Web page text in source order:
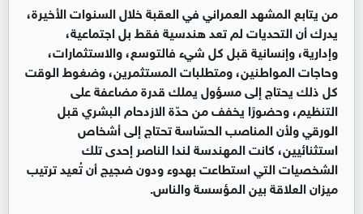
من يتابع المشهد العمراني في العقبة خلال السنوات الأخيرة،
يدرك أن التحديات لم تعد هندسية فقط بل اجتماعية،
وإدارية، وإنسانية قبل كل شيء فالتوسع، والاستثمارات،
وحاجات المواطنين، ومتطلبات المستثمرين، وضغوط الوقت
كل ذلك يحتاج إلى مسؤول يملك قدرة مضاعفة على
التنظيم، وحضورًا يخفف من حدّة الازدحام البشري قبل
الورقي ولأن المناصب الحسّاسة تحتاج إلى أشخاص
استثنائيين، كانت المهندسة لندا الناصر إحدى تلك
الشخصيات التي استطاعت بهدوء ودون ضجيج أن تُعيد ترتيب
ميزان العلاقة بين المؤسسة والناس.